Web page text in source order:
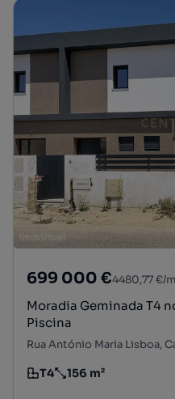
699 000 €4480,77 €/
Moradia Geminada T4
Piscina
Tipologia
T4
Preço por metro quadrado
156 m²